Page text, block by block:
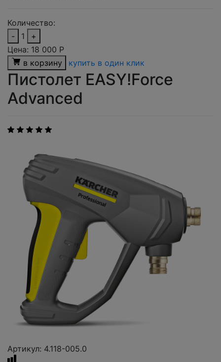
Количество:
-
1
+
Цена: 18 000 Р
в корзину
купить в один клик
Пистолет EASY!Force
Advanced
Артикул: 4.118-005.0